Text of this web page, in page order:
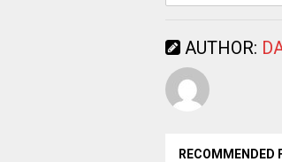
AUTHOR:
RECOMMENDED